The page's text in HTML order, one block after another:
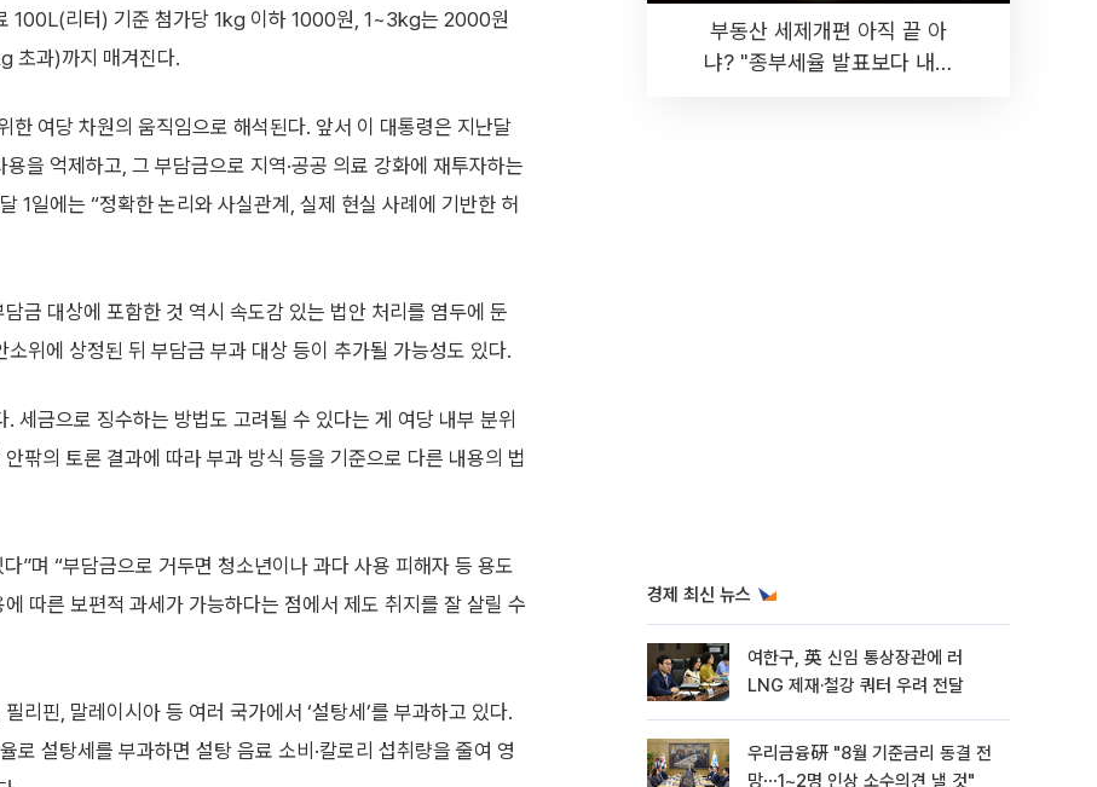
100L(리터) 기준 첨가당 1kg 이하 1000원, 1~3kg는 2000원
초과)까지 매겨진다.
한 여당 차원의 움직임으로 해석된다. 앞서 이 대통령은 지난달
을 억제하고, 그 부담금으로 지역·공공 의료 강화에 재투자하는
1일에는 “정확한 논리와 사실관계, 실제 현실 사례에 기반한 허
금 대상에 포함한 것 역시 속도감 있는 법안 처리를 염두에 둔
위에 상정된 뒤 부담금 부과 대상 등이 추가될 가능성도 있다.
세금으로 징수하는 방법도 고려될 수 있다는 게 여당 내부 분위
팎의 토론 결과에 따라 부과 방식 등을 기준으로 다른 내용의 법
”며 “부담금으로 거두면 청소년이나 과다 사용 피해자 등 용도
따른 보편적 과세가 가능하다는 점에서 제도 취지를 잘 살릴 수
리핀, 말레이시아 등 여러 국가에서 ‘설탕세’를 부과하고 있다.
설탕세를 부과하면 설탕 음료 소비·칼로리 섭취량을 줄여 영
부동산 세제개편 아직 끝 아
냐? "종부세율 발표보다 내릴
경제 최신 뉴스
여한구, 英 신임 통상장관에 러
LNG 제재·철강 쿼터 우려 전달
우리금융硏 "8월 기준금리 동결 전
망⋯1~2명 인상 소수의견 낼 것"